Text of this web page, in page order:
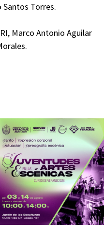
Santos Torres.
Marco Antonio Aguilar